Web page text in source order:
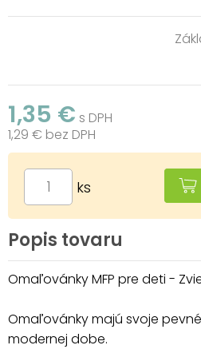
1,35 € s DPH
1,29 € bez DPH
ks
Popis tovaru
Omaľovánky MFP pre deti -
Omaľovánky majú svoje
modernej dobe.